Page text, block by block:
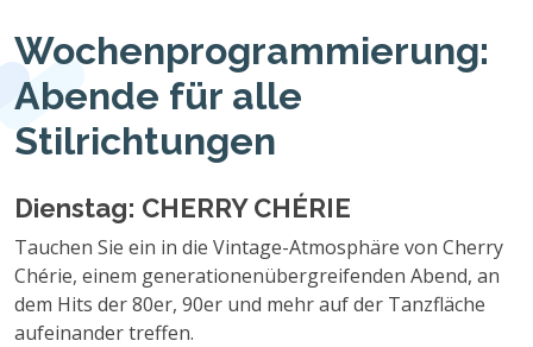
Wochenprogrammierung:
Abende für alle
Stilrichtungen
Dienstag: CHERRY CHÉRIE
Tauchen Sie ein in die Vintage-Atmosphäre von Cherry
Chérie, einem generationenübergreifenden Abend, an
dem Hits der 80er, 90er und mehr auf der Tanzfläche
aufeinander treffen.